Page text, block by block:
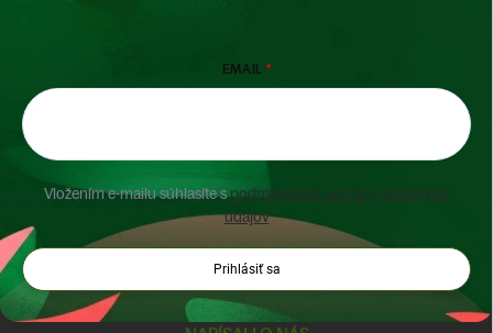
EMAIL
Vložením e-mailu súhlasíte spodmienkami ochrany osobných
údajov
Prihlásiť sa